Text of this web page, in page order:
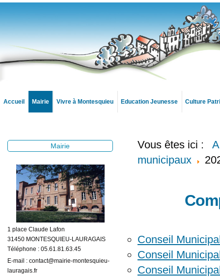
Accueil Mairie Vivre à Montesquieu Education Jeunesse Culture
Mairie
1 place Claude Lafon
31450 MONTESQUIEU-LAURAGAIS
Téléphone : 05.61.81.63.45
E-mail : contact@mairie-montesquieu-
lauragais.fr
Vous êtes ici :
municipaux
Conseil
Conseil
Conseil